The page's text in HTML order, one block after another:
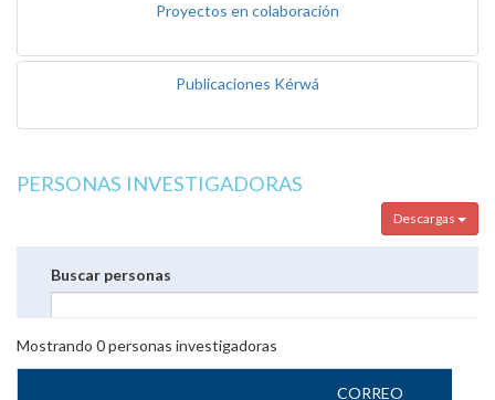
Proyectos en colaboración
Publicaciones Kérwá
PERSONAS INVESTIGADORAS
Descargas
Buscar personas
Mostrando 0personas investigadoras
CORREO